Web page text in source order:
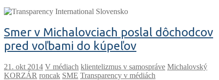
Smer v Michalovciach poslal dôchodcov
pred voľbami do kúpeľov
V médiach klientelizmus v samospráve Michalovský
KORZÁR roncak SME Transparency v médiách